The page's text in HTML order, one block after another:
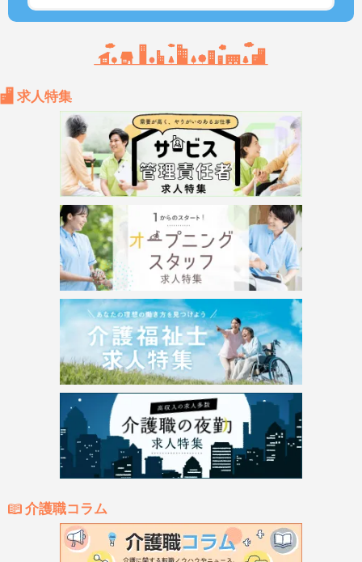
求人特集
介護職コラム